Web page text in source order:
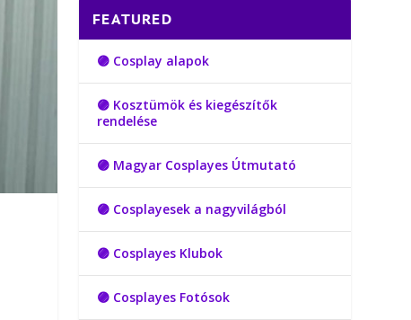
FEATURED
🟣 Cosplay alapok
🟣 Kosztümök és kiegészítők
rendelése
🟣 Magyar Cosplayes Útmutató
🟣 Cosplayesek a nagyvilágból
🟣 Cosplayes Klubok
🟣 Cosplayes Fotósok